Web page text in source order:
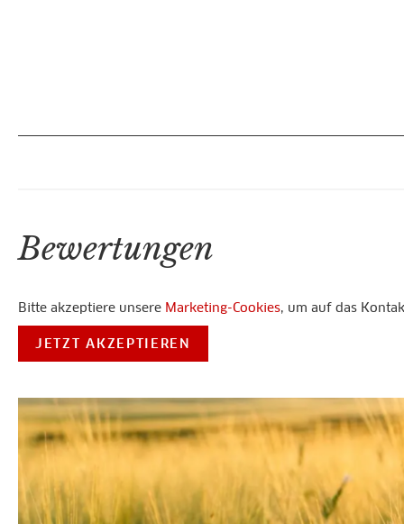
Bewertungen
Bitte akzeptiere unsere Marketing-Cookies, um auf das
JETZT AKZEPTIEREN